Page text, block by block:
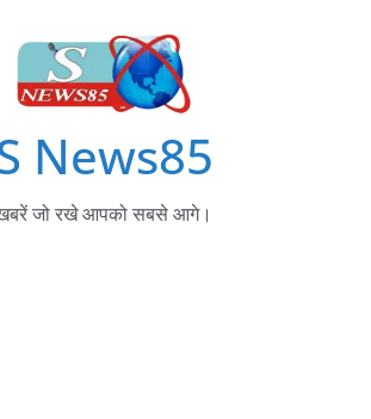
News85
जो रखे आपको सबसे आगे।